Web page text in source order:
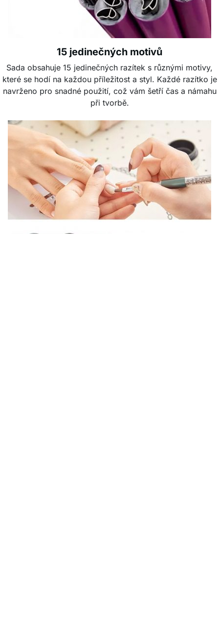
15 jedinečných motivů
Sada obsahuje 15 jedinečných razítek s různými motivy,
které se hodí na každou příležitost a styl. Každé razítko je
navrženo pro snadné použití, což vám šetří čas a námahu
při tvorbě.